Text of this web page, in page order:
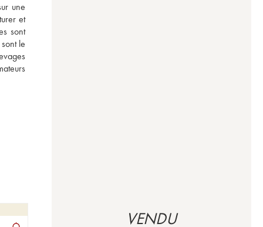
une
et
sont
le
VENDU